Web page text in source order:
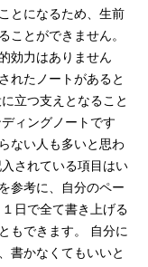
とになるため、生前
ことができません。
効力はありません
れたノートがあると
立つ支えとなること
ィングノートです
ない人も多いと思わ
されている項目はい
参考に、自分のペー
日で全て書き上げる
もできます。 自分に
書かなくてもいいと